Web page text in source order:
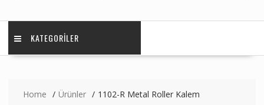
KATEGORILER
Home Ürünler 1102-R Metal Roller Kalem